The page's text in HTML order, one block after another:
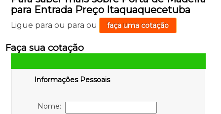
para Entrada Preço Itaquaquecetuba
Ligue para ou para ou faça uma cotação
Faça sua cotação
Informações Pessoais
Nome: